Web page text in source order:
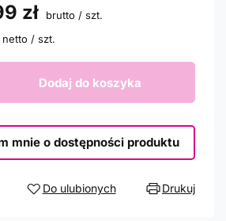
zł brutto / szt.
netto / szt.
Dodaj do koszyka
mnie o dostępności produktu
Do ulubionych Drukuj